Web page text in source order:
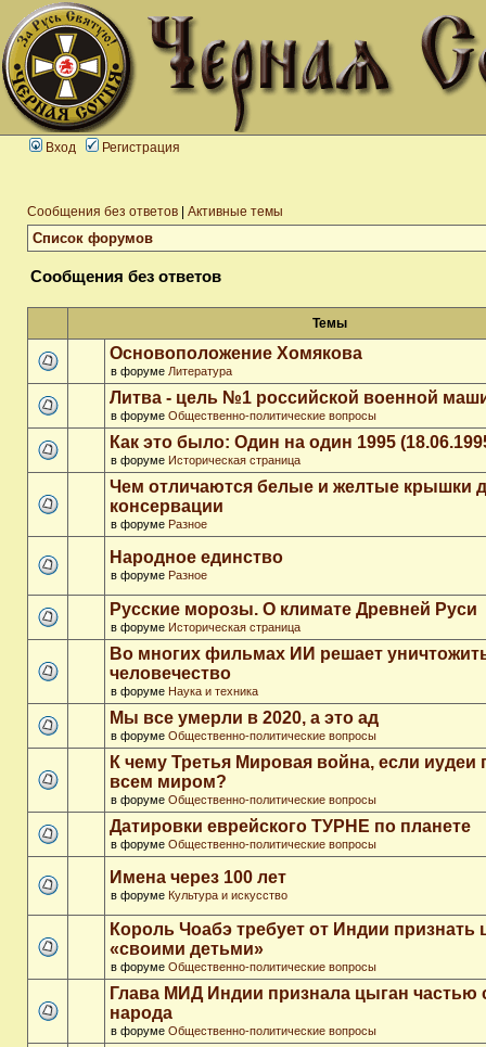
Вход Регистрация
Сообщения без ответов Активные темы
Список форумов
Сообщения без ответов
Темы
Основоположение Хомякова
в форуме Литература
Литва - цель №1 российской военной
в форуме Общественно-политические вопросы
Как это было: Один на один 1995
в форуме Историческая страница
Чем отличаются белые и желтые крышки
консервации
в форуме Разное
Народное единство
в форуме Разное
Русские морозы. О климате Древней Руси
в форуме Историческая страница
Во многих фильмах ИИ решает
человечество
в форуме Наука и техника
Мы все умерли в 2020, а это ад
в форуме Общественно-политические вопросы
К чему Третья Мировая война, если иудеи
всем миром?
в форуме Общественно-политические вопросы
Датировки еврейского ТУРНЕ по планете
в форуме Общественно-политические вопросы
Имена через 100 лет
в форуме Культура и искусство
Король Чоабэ требует от Индии признать
«своими детьми»
в форуме Общественно-политические вопросы
Глава МИД Индии признала цыган частью
народа
в форуме Общественно-политические вопросы